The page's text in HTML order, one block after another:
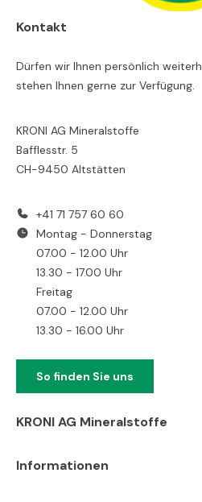
Kontakt
Dürfen wir Ihnen persönlich
stehen Ihnen gerne zur Verfügung.
KRONI AG Mineralstoffe
Bafflesstr. 5
CH-9450 Altstätten
+41 71 757 60 60
Montag - Donnerstag
07.00 - 12.00 Uhr
13.30 - 17.00 Uhr
Freitag
07.00 - 12.00 Uhr
13.30 - 16.00 Uhr
So finden Sie uns
KRONI AG Mineralstoffe
Informationen